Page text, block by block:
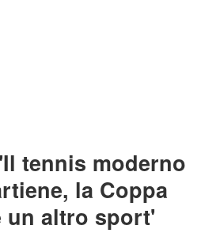
tennis moderno
la Coppa
un altro sport'